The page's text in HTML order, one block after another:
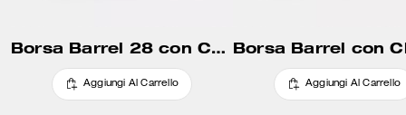
Borsa Barrel 28 con Chiusura Kisslock
Aggiungi Al Carrello Aggiungi Al Carrello